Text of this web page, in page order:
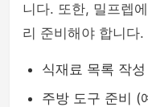
니다. 또한, 밀프렙
리 준비해야 합니다.
식재료 목록 작성
주방 도구 준비 (